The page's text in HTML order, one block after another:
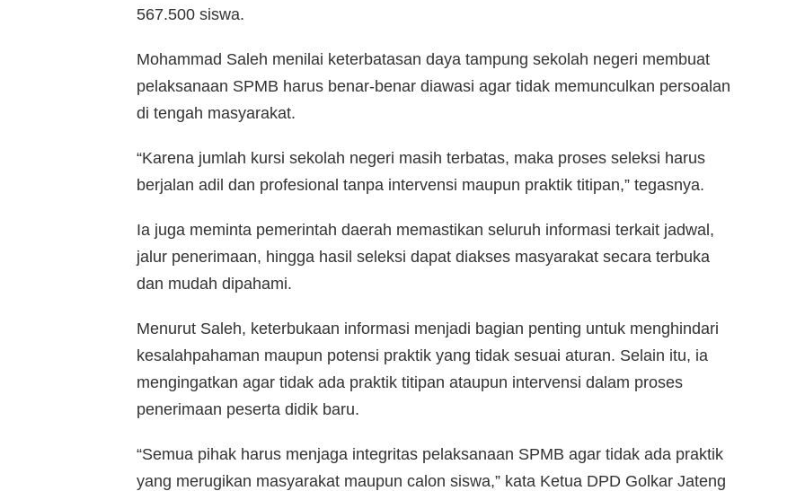
567.500 siswa.
Mohammad Saleh menilai keterbatasan daya tampung sekolah negeri membuat
pelaksanaan SPMB harus benar-benar diawasi agar tidak memunculkan persoalan
di tengah masyarakat.
“Karena jumlah kursi sekolah negeri masih terbatas, maka proses seleksi harus
berjalan adil dan profesional tanpa intervensi maupun praktik titipan,” tegasnya.
Ia juga meminta pemerintah daerah memastikan seluruh informasi terkait jadwal,
jalur penerimaan, hingga hasil seleksi dapat diakses masyarakat secara terbuka
dan mudah dipahami.
Menurut Saleh, keterbukaan informasi menjadi bagian penting untuk menghindari
kesalahpahaman maupun potensi praktik yang tidak sesuai aturan. Selain itu, ia
mengingatkan agar tidak ada praktik titipan ataupun intervensi dalam proses
penerimaan peserta didik baru.
“Semua pihak harus menjaga integritas pelaksanaan SPMB agar tidak ada praktik
yang merugikan masyarakat maupun calon siswa,” kata Ketua DPD Golkar Jateng